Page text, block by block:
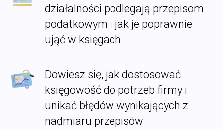
działalności podlegają przepisom
podatkowym i jak je poprawnie
ująć w księgach
Dowiesz się, jak dostosować
księgowość do potrzeb firmy i
unikać błędów wynikających z
nadmiaru przepisów